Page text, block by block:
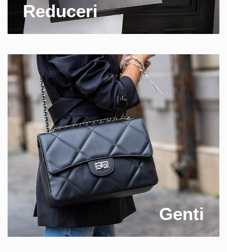
Reduceri
Genti